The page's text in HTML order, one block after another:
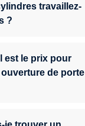
travaillez-
?
est le prix pour
ouverture de porte